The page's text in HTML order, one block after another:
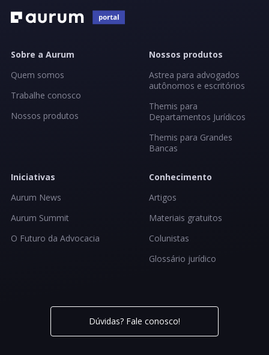
Sobre a Aurum
Quem somos
Trabalhe conosco
Nossos produtos
Nossos produtos
Astrea para advogados
autônomos e escritórios
Themis para
Departamentos Jurídicos
Themis para Grandes
Bancas
Iniciativas
Aurum News
Aurum Summit
O Futuro da Advocacia
Conhecimento
Artigos
Materiais gratuitos
Colunistas
Glossário jurídico
Dúvidas? Fale conosco!